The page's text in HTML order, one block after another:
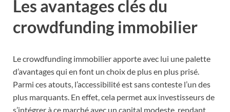
Les avantages clés du
crowdfunding immobilier
Le crowdfunding immobilier apporte avec lui une palette
d’avantages qui en font un choix de plus en plus prisé.
Parmi ces atouts, l’accessibilité est sans conteste l’un des
plus marquants. En effet, cela permet aux investisseurs de
s’intégrer à ce marché avec un capital modeste, rendant